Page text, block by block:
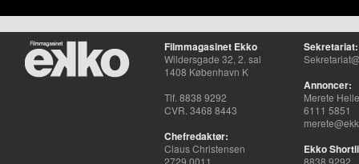
Filmmagasinet Ekko
Wildersgade 32, 2. sal
1408 København K
Tlf. 8838 9292
CVR. 3468 8443
Chefredaktør:
Claus Christensen
2729 0011
Sekretariat:
Annoncer:
Merete
6111 5851
Ekko
8838 9292